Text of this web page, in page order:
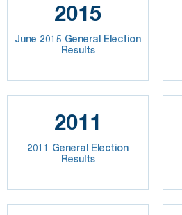
2015
June 2015 General Election
Results
2011
2011 General Election
Results